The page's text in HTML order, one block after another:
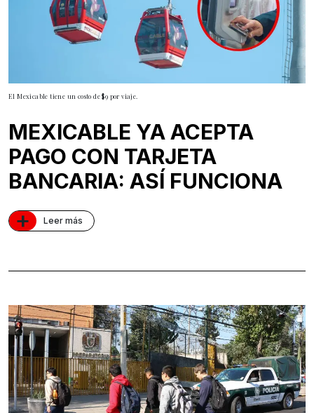
El Mexicable tiene un costo de $9 por viaje.
MEXICABLE YA ACEPTA
PAGO CON TARJETA
BANCARIA: ASÍ FUNCIONA
+ Leer más